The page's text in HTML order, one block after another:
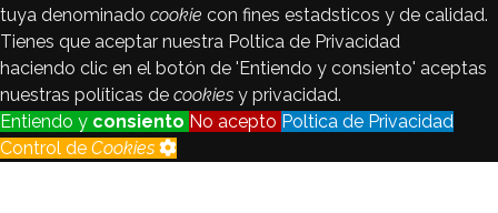
tuya denominado cookie con fines estadsticos y de calidad.
Tienes que aceptar nuestra Poltica de Privacidad
haciendo clic en el botón de 'Entiendo y consiento' aceptas
nuestras políticas de cookies y privacidad.
Entiendo y consiento No acepto Poltica de Privacidad
Control de Cookies